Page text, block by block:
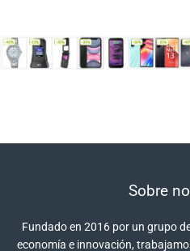
Sobre
Fundado en 2016 por un grupo
economía e innovación,